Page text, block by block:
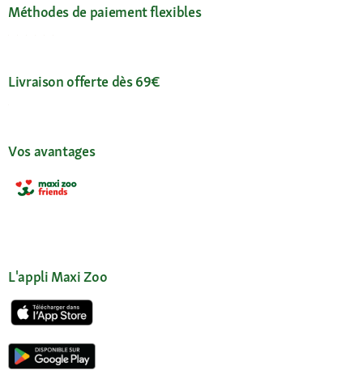
Méthodes de paiement flexibles
Livraison offerte dès 69€
Vos avantages
L'appli Maxi Zoo